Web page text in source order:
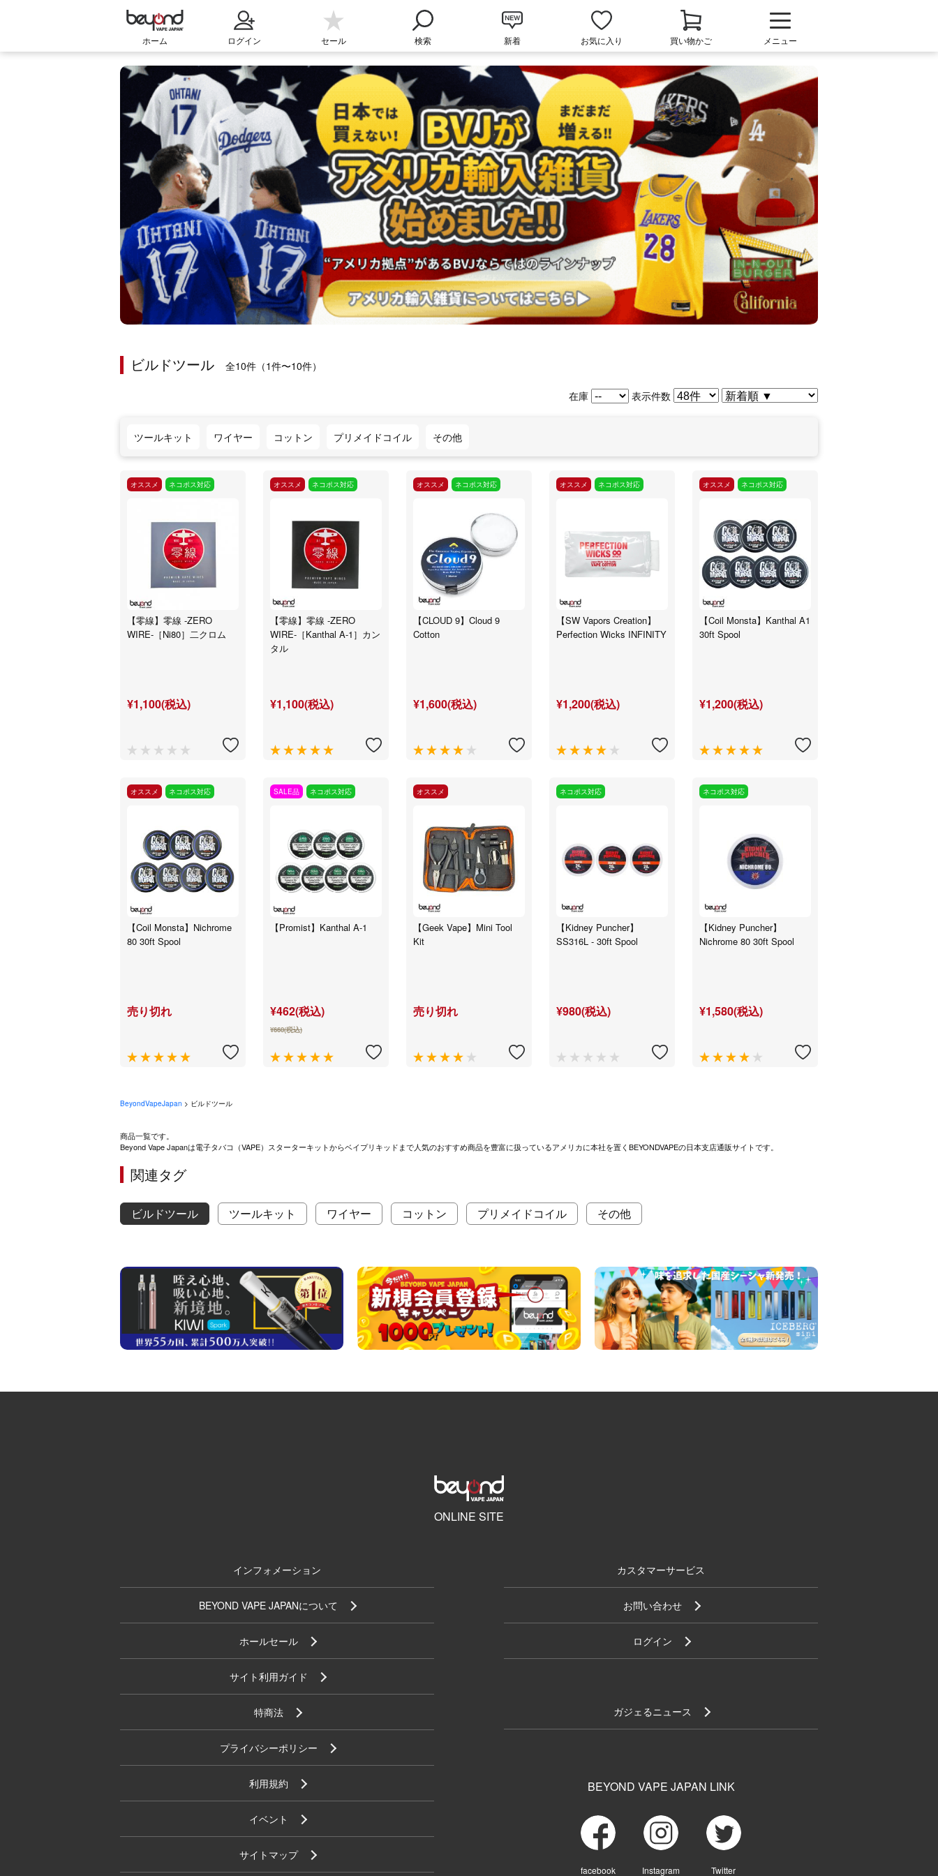
ホーム ログイン セール 検索 新着 お気に入り 買い物かご メニュー
ビルドツール 全10件（1件〜10件）
在庫 表示件数
ツールキット ワイヤー コットン プリメイドコイル その他
オススメ ネコポス対応
【零線】零線 -ZERO
WIRE-［Ni80］二クロム
¥1,100(税込)
オススメ ネコポス対応
【零線】零線 -ZERO
WIRE-［Kanthal A-1］カン
タル
¥1,100(税込)
オススメ ネコポス対応
【CLOUD 9】Cloud 9
Cotton
¥1,600(税込)
オススメ ネコポス対応
【SW Vapors Creation】
Perfection Wicks INFINITY
¥1,200(税込)
オススメ ネコポス対応
【Coil Monsta】Kanthal A1
30ft Spool
¥1,200(税込)
オススメ ネコポス対応
【Coil Monsta】Nichrome
80 30ft Spool
売り切れ
SALE品 ネコポス対応
【Promist】Kanthal A-1
¥462(税込)
¥660(税込)
オススメ
【Geek Vape】Mini Tool
Kit
売り切れ
ネコポス対応
【Kidney Puncher】
SS316L - 30ft Spool
¥980(税込)
ネコポス対応
【Kidney Puncher】
Nichrome 80 30ft Spool
¥1,580(税込)
BeyondVapeJapan > ビルドツール
商品一覧です。
Beyond Vape Japanは電子タバコ（VAPE）スターターキットからベイプリキッドまで人気のおすすめ商品を豊富に扱っているアメリカに本社を置くBEYONDVAPEの日本支店通販サイトです。
関連タグ
ビルドツール ツールキット ワイヤー コットン プリメイドコイル その他
ONLINE SITE
インフォメーション
BEYOND VAPE JAPANについて
ホールセール
サイト利用ガイド
特商法
プライバシーポリシー
利用規約
イベント
サイトマップ
カスタマーサービス
お問い合わせ
ログイン
ガジェるニュース
BEYOND VAPE JAPAN LINK
facebook Instagram Twitter